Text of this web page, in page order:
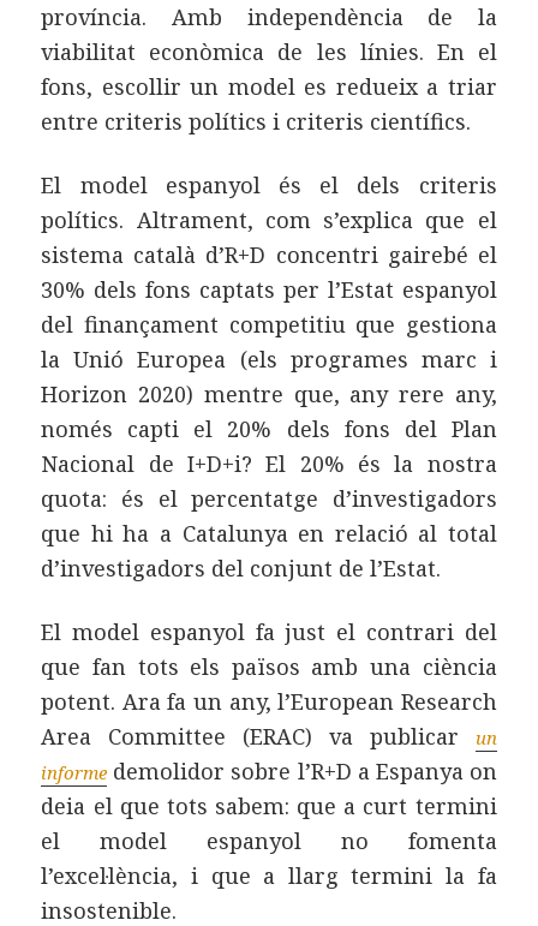
província. Amb independència de la
viabilitat econòmica de les línies. En el
fons, escollir un model es redueix a triar
entre criteris polítics i criteris científics.
El model espanyol és el dels criteris
polítics. Altrament, com s’explica que el
sistema català d’R+D concentri gairebé el
30% dels fons captats per l’Estat espanyol
del finançament competitiu que gestiona
la Unió Europea (els programes marc i
Horizon 2020) mentre que, any rere any,
només capti el 20% dels fons del Plan
Nacional de I+D+i? El 20% és la nostra
quota: és el percentatge d’investigadors
que hi ha a Catalunya en relació al total
d’investigadors del conjunt de l’Estat.
El model espanyol fa just el contrari del
que fan tots els països amb una ciència
potent. Ara fa un any, l’European Research
Area Committee (ERAC) va publicar
un
informe demolidor sobre l’R+D a Espanya on
deia el que tots sabem: que a curt termini
el model espanyol no fomenta
l’excel·lència, i que a llarg termini la fa
insostenible.